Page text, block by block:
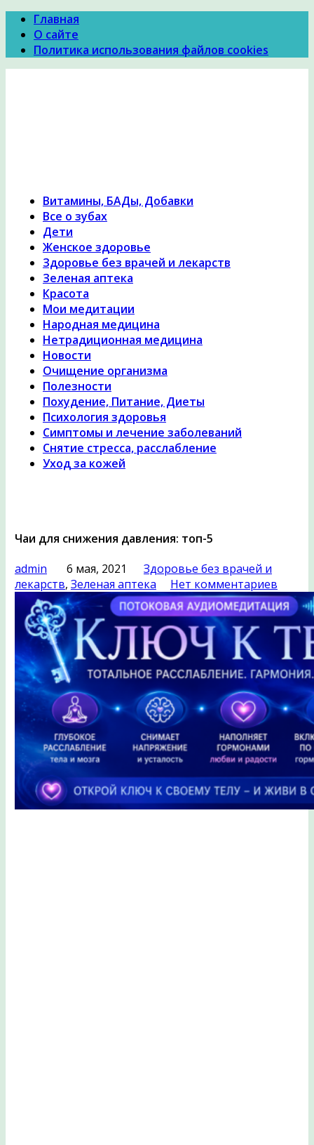
Главная
О сайте
Политика использования файлов cookies
Витамины, БАДы, Добавки
Все о зубах
Дети
Женское здоровье
Здоровье без врачей и лекарств
Зеленая аптека
Красота
Мои медитации
Народная медицина
Нетрадиционная медицина
Новости
Очищение организма
Полезности
Похудение, Питание, Диеты
Психология здоровья
Симптомы и лечение заболеваний
Снятие стресса, расслабление
Уход за кожей
Чаи для снижения давления: топ-5
admin
6 мая, 2021
Здоровье без врачей и
лекарств, Зеленая аптека Нет комментариев